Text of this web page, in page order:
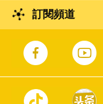
訂閱頻道